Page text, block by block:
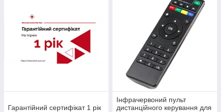
Гарантійний сертифікат 1 рік
Інфрачервоний пульт
дистанційного керування для